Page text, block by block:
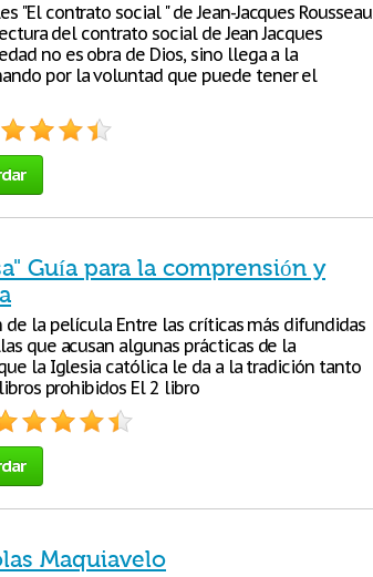
"El contrato social " de Jean-Jacques Rousseau
del contrato social de Jean Jacques
no es obra de Dios, sino llega a la
por la voluntad que puede tener el
Guía para la comprensión y
de la película Entre las críticas más difundidas
que acusan algunas prácticas de la
la Iglesia católica le da a la tradición tanto
prohibidos El 2 libro
Maquiavelo